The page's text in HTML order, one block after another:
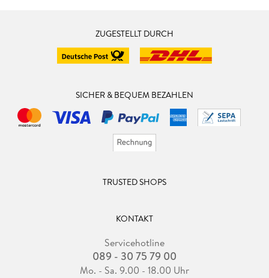
ZUGESTELLT DURCH
SICHER & BEQUEM BEZAHLEN
TRUSTED SHOPS
KONTAKT
Servicehotline
089 - 30 75 79 00
Mo. - Sa. 9.00 - 18.00 Uhr